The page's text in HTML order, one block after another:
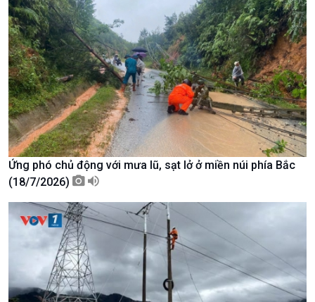
Kinh tế
Tin Kinh tế
Trước giờ mở cửa
Dòng chảy Kinh tế
Sức sống hàng Việt
Khởi nghiệp
Tuyên chiến với gian lận
thương mại
Nông nghiệp & Biển đảo
Mùa vàng
Biển đảo Việt Nam
Tâm tình biên giới và hải
Tìm hiểu biển, đảo Việt
Nam
Ứng phó chủ động với mưa lũ, sạt lở ở miền núi phía Bắc
(18/7/2026)